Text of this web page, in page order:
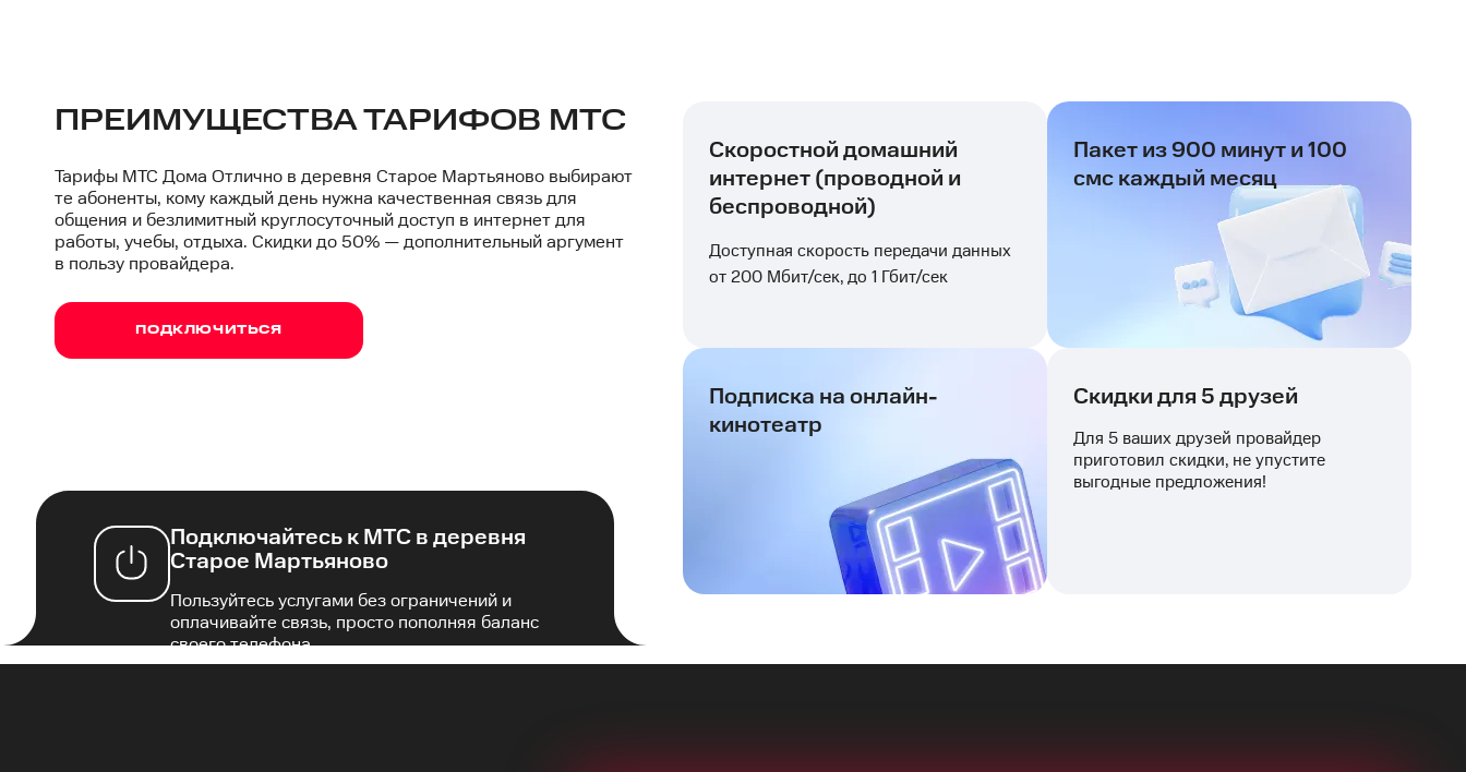
ПРЕИМУЩЕСТВА ТАРИФОВ МТС
Тарифы МТС Дома Отлично в деревня Старое Мартьяново выбирают
те абоненты, кому каждый день нужна качественная связь для
общения и безлимитный круглосуточный доступ в интернет для
работы, учебы, отдыха. Скидки до 50% — дополнительный аргумент
в пользу провайдера.
ПОДКЛЮЧИТЬСЯ
Подключайтесь к МТС в деревня
Старое Мартьяново
Пользуйтесь услугами без ограничений и
оплачивайте связь, просто пополняя баланс
своего телефона.
Скоростной домашний
интернет (проводной и
беспроводной)
Доступная скорость передачи данных
от 200 Мбит/сек, до 1 Гбит/сек
Пакет из 900 минут и 100
смс каждый месяц
Подписка на онлайн-
кинотеатр
Скидки для 5 друзей
Для 5 ваших друзей провайдер
приготовил скидки, не упустите
выгодные предложения!